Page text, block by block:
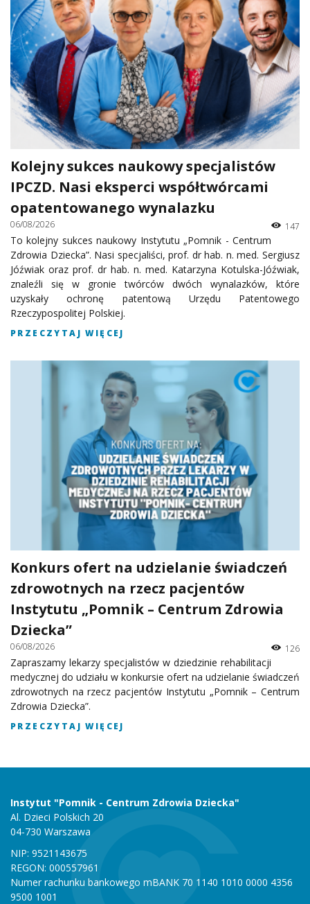
Kolejny sukces naukowy specjalistów
IPCZD. Nasi eksperci współtwórcami
opatentowanego wynalazku
06/08/2026 147
To kolejny sukces naukowy Instytutu „Pomnik - Centrum
Zdrowia Dziecka”. Nasi specjaliści, prof. dr hab. n. med. Sergiusz
Jóźwiak oraz prof. dr hab. n. med. Katarzyna Kotulska-Jóźwiak,
znaleźli się w gronie twórców dwóch wynalazków, które
uzyskały ochronę patentową Urzędu Patentowego
Rzeczypospolitej Polskiej.
PRZECZYTAJ WIĘCEJ
Konkurs ofert na udzielanie świadczeń
zdrowotnych na rzecz pacjentów
Instytutu „Pomnik – Centrum Zdrowia
Dziecka”
06/08/2026 126
Zapraszamy lekarzy specjalistów w dziedzinie rehabilitacji
medycznej do udziału w konkursie ofert na udzielanie świadczeń
zdrowotnych na rzecz pacjentów Instytutu „Pomnik – Centrum
Zdrowia Dziecka”.
PRZECZYTAJ WIĘCEJ
Instytut "Pomnik - Centrum Zdrowia Dziecka"
Al. Dzieci Polskich 20
04-730 Warszawa
NIP: 9521143675
REGON: 000557961
Numer rachunku bankowego mBANK 70 1140 1010 0000 4356
9500 1001